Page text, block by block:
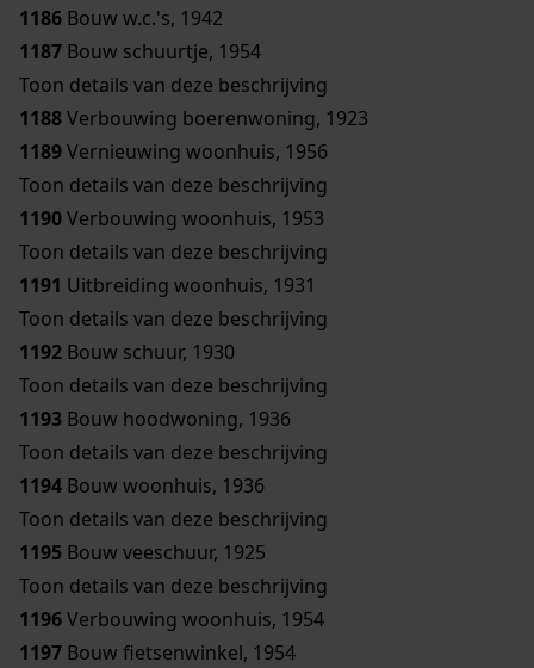
1186 Bouw w.c.'s, 1942
1187 Bouw schuurtje, 1954
Toon details van deze beschrijving
1188Verbouwing boerenwoning, 1923
1189Vernieuwing woonhuis, 1956
Toon details van deze beschrijving
1190Verbouwing woonhuis, 1953
Toon details van deze beschrijving
1191 Uitbreiding woonhuis, 1931
Toon details van deze beschrijving
1192 Bouw schuur, 1930
Toon details van deze beschrijving
1193 Bouw hoodwoning, 1936
Toon details van deze beschrijving
1194 Bouw woonhuis, 1936
Toon details van deze beschrijving
1195 Bouw veeschuur, 1925
Toon details van deze beschrijving
1196Verbouwing woonhuis, 1954
1197 Bouw fietsenwinkel, 1954